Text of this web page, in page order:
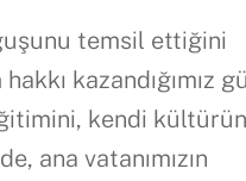
temsil ettiğini
kazandığımız
kendi
ana vatanımızın